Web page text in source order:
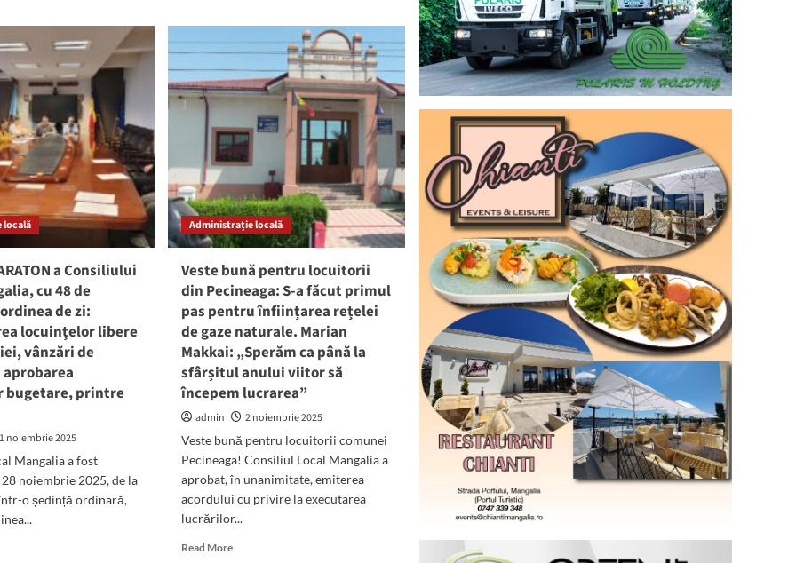
votat,
2025,
consilierii
Mangaliei
locală
a Consiliului
cu 48 de
de zi:
locuințelor libere
vânzări de
bugetare, printre
noiembrie 2025
Mangalia a fost
noiembrie 2025, de la
o ședință ordinară,
Administrație locală
Veste bună pentru locuitorii
din Pecineaga: S-a făcut primul
pas pentru înființarea rețelei
de gaze naturale. Marian
Makkai: „Sperăm ca până la
sfârșitul anului viitor să
începem lucrarea”
admin
2 noiembrie 2025
Veste bună pentru locuitorii comunei
Pecineaga! Consiliul Local Mangalia a
aprobat, în unanimitate, emiterea
acordului cu privire la executarea
lucrărilor...
Read MoreRead